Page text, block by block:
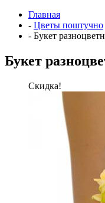
Главная
- Цветы поштучно
- Букет
Букет
Скидка!